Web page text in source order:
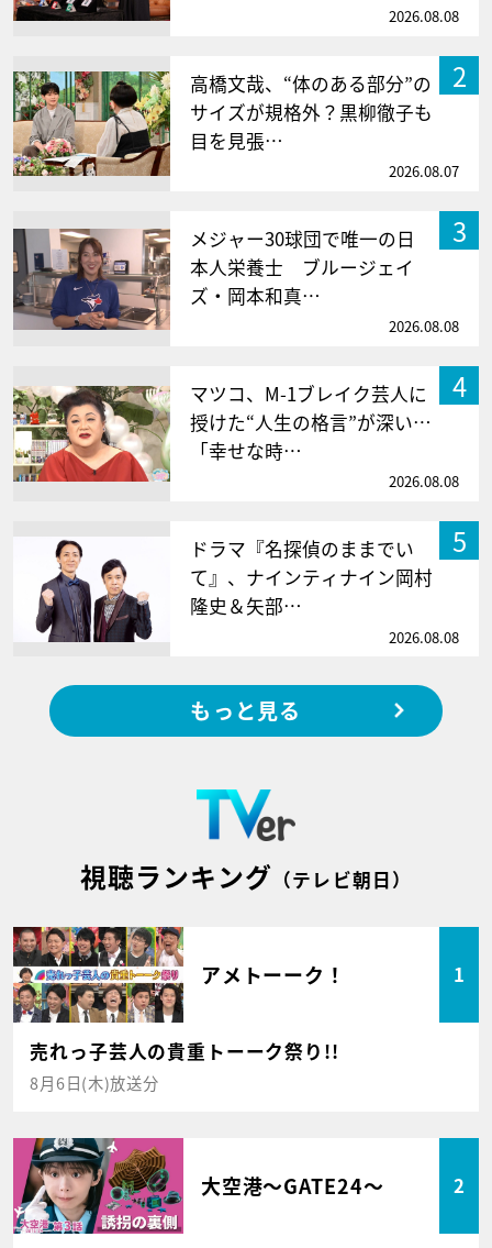
2026.08.08
2
高橋文哉、“体のある部分”の
サイズが規格外？黒柳徹子も
目を見張…
2026.08.07
3
メジャー30球団で唯一の日
本人栄養士 ブルージェイ
ズ・岡本和真…
2026.08.08
4
マツコ、M-1ブレイク芸人に
授けた“人生の格言”が深い…
「幸せな時…
2026.08.08
5
ドラマ『名探偵のままでい
て』、ナインティナイン岡村
隆史＆矢部…
2026.08.08
もっと見る
視聴ランキング （テレビ朝日）
アメトーーク！ 1
売れっ子芸人の貴重トーーク祭り!!
8月6日(木)放送分
大空港～GATE24～ 2